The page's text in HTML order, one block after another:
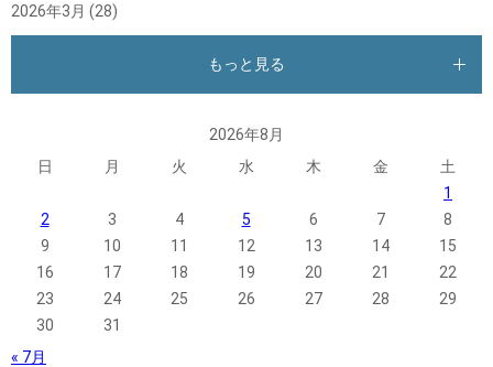
2026年3月 (28)
もっと見る
2026年8月
日
月 火 水 木 金
土
1
2
3 4 5 6 7
8
9
10 11 12 13 14
15
16
17 18 19 20 21
22
23
24 25 26 27 28
29
30
31
« 7月